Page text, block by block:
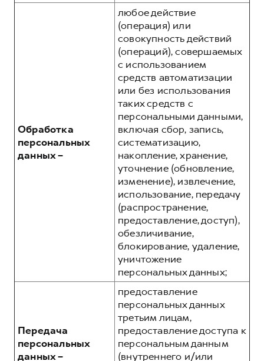
Обработка
персональных
данных –
любое действие
(операция) или
совокупность действий
(операций), совершаемых
с использованием
средств автоматизации
или без использования
таких средств с
персональными данными,
включая сбор, запись,
систематизацию,
накопление, хранение,
уточнение (обновление,
изменение), извлечение,
использование, передачу
(распространение,
предоставление, доступ),
обезличивание,
блокирование, удаление,
уничтожение
персональных данных;
Передача
персональных
данных –
предоставление
персональных данных
третьим лицам,
предоставление доступа к
персональным данным
(внутреннего и/или